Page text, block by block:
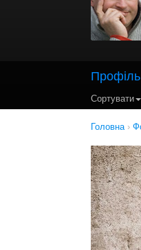
Профіль
Сортувати
Головна›